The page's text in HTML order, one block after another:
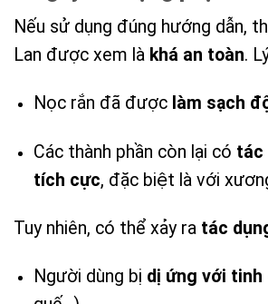
Nếu sử dụng đúng hướng dẫn,
Lan được xem là khá an toàn.
Nọc rắn đã được làm sạch
Các thành phần còn lại có tác
tích cực, đặc biệt là với
Tuy nhiên, có thể xảy ra tác
Người dùng bị dị ứng với tinh